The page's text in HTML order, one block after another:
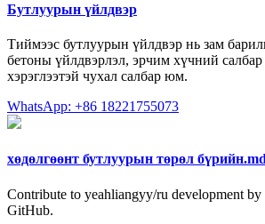
Бутлуурын үйлдвэр
Тиймээс бутлуурын үйлдвэр нь зам
бетоны үйлдвэрлэл, эрчим хүчний салбар
хэрэглээтэй чухал салбар юм.
WhatsApp: +86 18221755073
хөдөлгөөнт бутлуурын төрөл
Contribute to yeahliangyy/ru development by
GitHub.